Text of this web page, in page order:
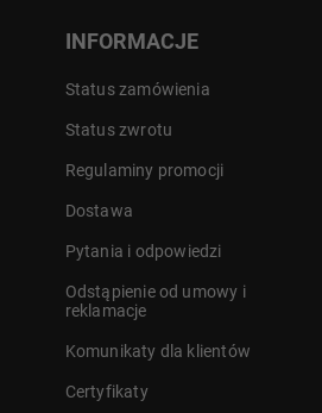
INFORMACJE
Status zamówienia
Status zwrotu
Regulaminy promocji
Dostawa
Pytania i odpowiedzi
Odstąpienie od umowy i
reklamacje
Komunikaty dla klientów
Certyfikaty